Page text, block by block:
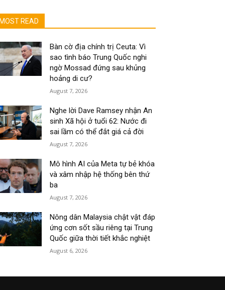
MOST READ
Bàn cờ địa chính trị Ceuta: Vì
sao tình báo Trung Quốc nghi
ngờ Mossad đứng sau khủng
hoảng di cư?
August 7, 2026
Nghe lời Dave Ramsey nhận An
sinh Xã hội ở tuổi 62: Nước đi
sai lầm có thể đắt giá cả đời
August 7, 2026
Mô hình AI của Meta tự bẻ khóa
và xâm nhập hệ thống bên thứ
ba
August 7, 2026
Nông dân Malaysia chật vật đáp
ứng cơn sốt sầu riêng tại Trung
Quốc giữa thời tiết khắc nghiệt
August 6, 2026